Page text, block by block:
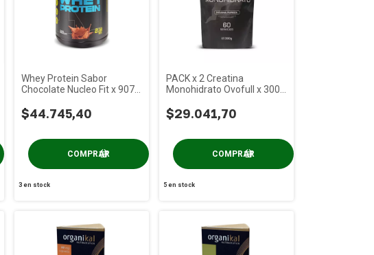
Whey Protein Sabor
Chocolate Nucleo Fit x 907
$44.745,40
3 en stock
PACK x 2 Creatina
Monohidrato Ovofull x 300
$29.041,70
5 en stock